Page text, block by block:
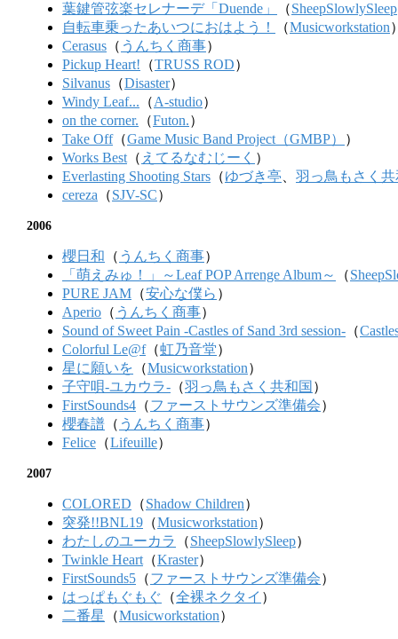
葉鍵管弦楽セレナーデ「Duende」
（SheepSlowlySleep
自転車乗ったあいつにおはよう！
（Musicworkstation
Cerasus （ うんちく商事）
Pickup Heart! （TRUSS ROD）
Silvanus （Disaster）
Windy Leaf... （A-studio）
on the corner. （Futon.）
Take Off（Game Music Band Project（GMBP）
）
Works Best （ えてるなむじーく ）
Everlasting Shooting Stars （ゆづき亭
羽っ鳥もさく
cereza （SJV-SC）
2006
櫻日和 （ うんちく商事）
「萌えみゅ！」～Leaf POP Arrenge Album～
（
PURE JAM （安心な僕ら ）
Aperio （ うんちく商事）
Sound of Sweet Pain -Castles of Sand 3rd session- （
Colorful Le@f（虹乃音堂）
星に願いを （Musicworkstation）
子守唄-ユカウラ- （羽っ鳥もさく共和国 ）
FirstSounds4 （ファーストサウンズ準備会）
櫻春譜 （ うんちく商事）
Felice （Lifeuille）
2007
COLORED （Shadow Children）
突発!!BNL19 （Musicworkstation）
わたしのユーカラ
（SheepSlowlySleep）
Twinkle Heart （Kraster）
FirstSounds5 （ファーストサウンズ準備会）
はっぱもぐもぐ （全裸ネクタイ ）
二番星
（Musicworkstation）